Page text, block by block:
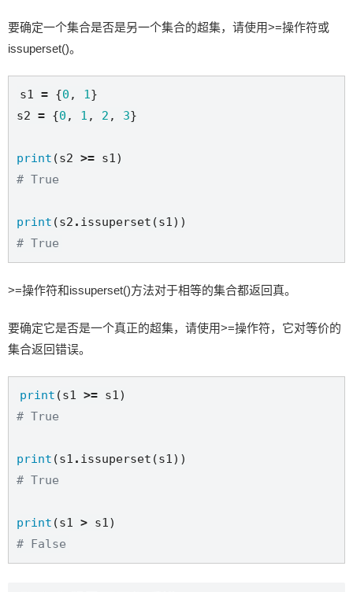
要确定一个集合是否是另一个集合的超集，请使用>=操作符或
issuperset()。
s1 = {0 , 1}
s2 = {0 , 1 , 2 , 3}
print (s2 >=
# True
print (s2 .
# True
>=操作符和issuperset()方法对于相等的集合都返回真。
要确定它是否是一个真正的超集，请使用>=操作符，它对等价的
集合返回错误。
print (s1 >=
# True
print (s1 .
# True
print (s1 >
# False